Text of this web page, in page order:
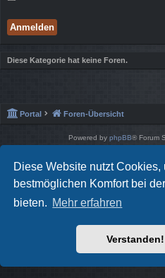
Diese Website nutzt Cookies,
bestmöglichen Komfort bei
bieten. Mehr erfahren
Verstanden!
Diese Kategorie hat keine Foren.
Portal Foren-Übersicht
Powered by phpBB® Forum
Deutsche